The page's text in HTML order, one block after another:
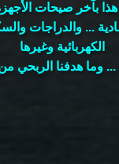
بآخر صيحات
... والدراجات
الكهربائية وغيرها
... وما هدفنا الربحي